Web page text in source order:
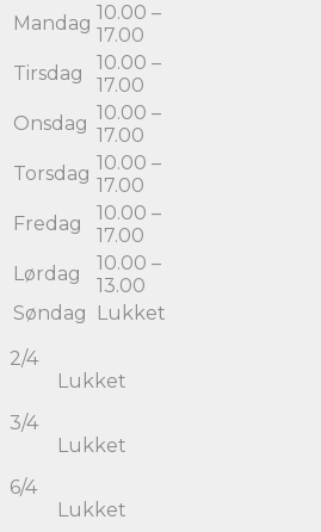
Mandag 10.00 –
17.00
Tirsdag
10.00 –
17.00
Onsdag 10.00 –
17.00
Torsdag 10.00 –
17.00
Fredag
10.00 –
17.00
Lørdag
10.00 –
13.00
Søndag
Lukket
2/4
Lukket
3/4
Lukket
6/4
Lukket